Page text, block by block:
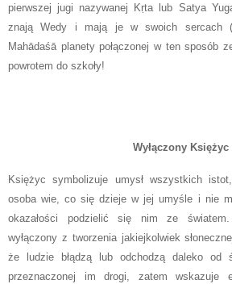
pierwszej jugi nazywanej Kṛta lub Satya
znają Wedy i mają je w swoich sercach
Mahādaśā planety połączonej w ten sposób
powrotem do szkoły!
Wyłączony Księżyc
Księżyc symbolizuje umysł wszystkich
osoba wie, co się dzieje w jej umyśle i nie
okazałości podzielić się nim ze
wyłączony z tworzenia jakiejkolwiek
że ludzie błądzą lub odchodzą daleko od
przeznaczonej im drogi, zatem wskazuje